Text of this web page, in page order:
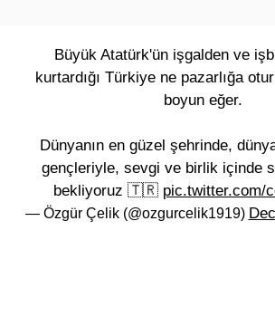
Büyük Atatürk'ün işgalden ve
kurtardığı Türkiye ne pazarlığa
boyun eğer.
Dünyanın en güzel şehrinde,
gençleriyle, sevgi ve birlik içinde
bekliyoruz 🇹🇷 pic.twitter.com/
— Özgür Çelik (@ozgurcelik1919)